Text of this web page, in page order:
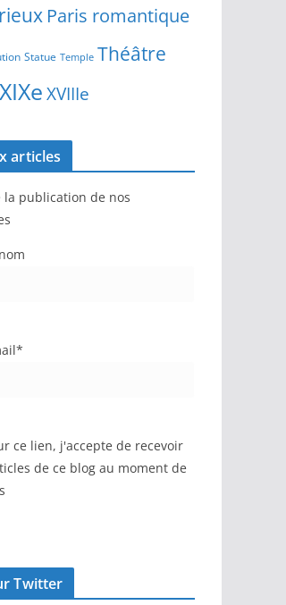
Paris romantique
Statue Temple Théâtre
XIXeXVIIIe
articles
la publication de nos
ce lien, j'accepte de recevoir
de ce blog au moment de
Twitter